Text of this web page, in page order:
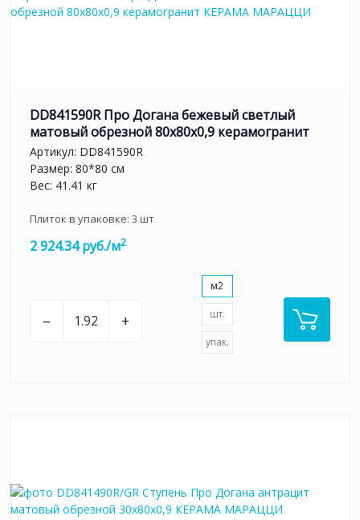
DD841590R Про Догана бежевый светлый
матовый обрезной 80x80x0,9 керамогранит
Артикул: DD841590R
Размер: 80*80 см
Вес: 41.41 кг
Плиток в упаковке: 3 шт
2 924.34 руб./м2
– +
м2
шт.
упак.